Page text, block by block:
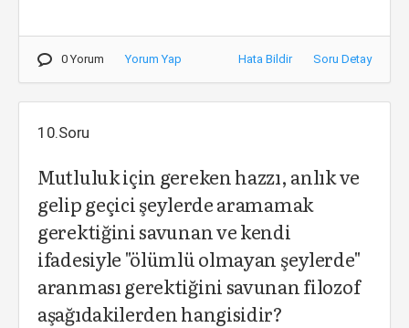
0 Yorum Yorum Yap Hata Bildir Soru Detay
10.Soru
Mutluluk için gereken hazzı, anlık ve
gelip geçici şeylerde aramamak
gerektiğini savunan ve kendi
ifadesiyle "ölümlü olmayan şeylerde"
aranması gerektiğini savunan filozof
aşağıdakilerden hangisidir?